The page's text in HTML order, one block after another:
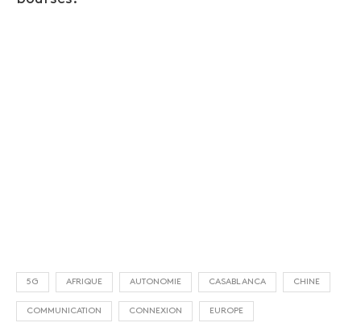
5G AFRIQUE AUTONOMIE CASABLANCA CHINE
COMMUNICATION CONNEXION EUROPE